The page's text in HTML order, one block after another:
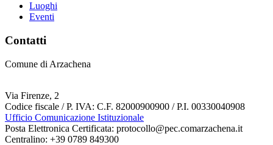
Luoghi
Eventi
Contatti
Comune di Arzachena
Via Firenze, 2
Codice fiscale / P. IVA: C.F. 82000900900 / P.I. 00330040908
Ufficio Comunicazione Istituzionale
Posta Elettronica Certificata: protocollo@pec.comarzachena.it
Centralino: +39 0789 849300